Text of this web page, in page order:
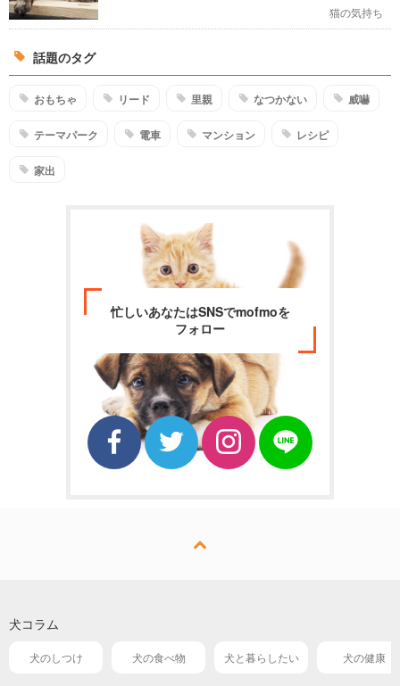
猫の気持ち
話題のタグ
おもちゃ リード 里親 なつかない 威嚇
テーマパーク 電車 マンション レシピ
家出
忙しいあなたはSNSでmofmoを
フォロー
犬コラム
犬のしつけ 犬の食べ物 犬と暮らしたい 犬の健康